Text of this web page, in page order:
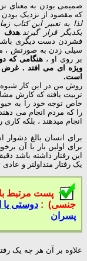
صمیمی بودن به معنای
که مقصود از نزدیک
لذا به تعبیر این کتاب
یکدیگر قرار گیرند. هدف
فشردن دست دیگری
سیلی زدن به صورتش ،
بر روی او ،هنگامی که
ویژه ای می افتد . غرض
است.
روش من در این کار
تربیت یافته که کارش
خاص توجه خود را به
را که مردم انجام می
انجام میدهند ، بلکه
برای انسان بالغ
برای اولین بار با آن
این رفتار داشته باشد
یک رفتار متداولتر و
پست مرتبط با
جنسی) : دوستی یا
پسران
علاوه بر آن هر چه یک